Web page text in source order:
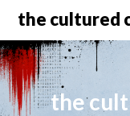
the cultured
the